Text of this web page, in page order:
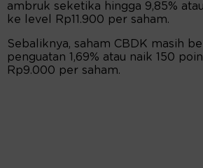
ambruk seketika hingga 9,85%
ke level Rp11.900 per saham.
Sebaliknya, saham CBDK masih
penguatan 1,69% atau naik 150
Rp9.000 per saham.